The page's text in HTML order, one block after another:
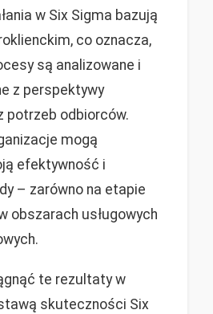
w Six Sigma bazują
co oznacza,
są analizowane i
z perspektywy
potrzeb odbiorców.
mogą
efektywność i
– zarówno na etapie
obszarach usługowych
te rezultaty w
skuteczności Six